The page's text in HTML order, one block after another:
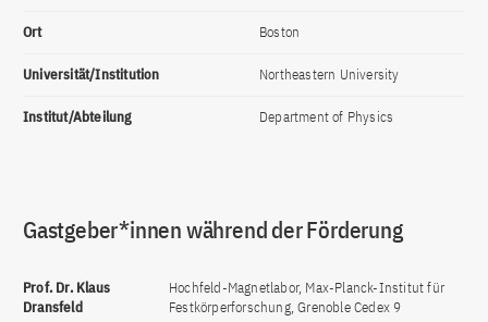
Ort Boston
Universität/Institution Northeastern University
Institut/Abteilung Department of Physics
Gastgeber*innen während der Förderung
Prof. Dr. Klaus
Dransfeld
Hochfeld-Magnetlabor, Max-Planck-Institut für
Festkörperforschung, Grenoble Cedex 9